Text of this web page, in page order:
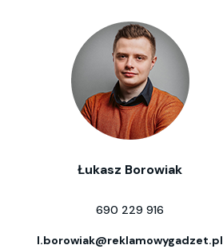
Łukasz Borowiak
690 229 916
l.borowiak@reklamowygadzet.pl